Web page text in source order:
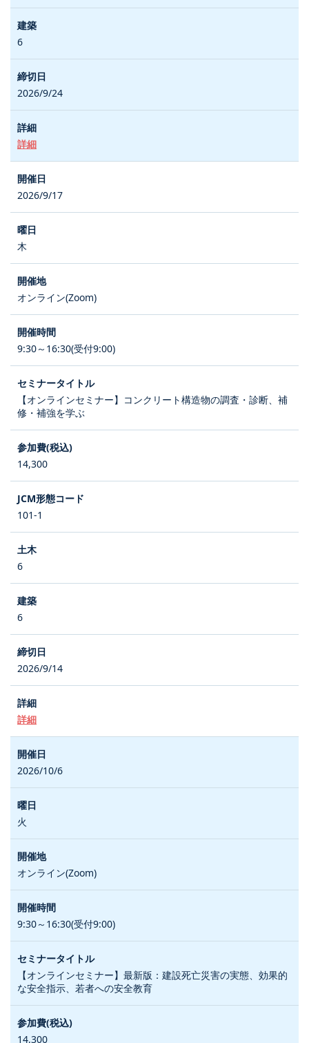
6
2026/9/24
詳細
2026/9/17
木
オンライン(Zoom)
9:30～16:30(受付9:00)
【オンラインセミナー】コンクリート構造物の調査・診断、補
修・補強を学ぶ
14,300
101-1
6
6
2026/9/14
詳細
2026/10/6
火
オンライン(Zoom)
9:30～16:30(受付9:00)
【オンラインセミナー】最新版：建設死亡災害の実態、効果的
な安全指示、若者への安全教育
14,300